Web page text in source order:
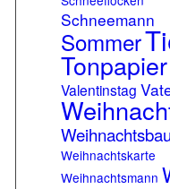
Schneemann
Sommer
Tonpapier
Valentinstag
Weihnachtskarte
Weihnachtsmann